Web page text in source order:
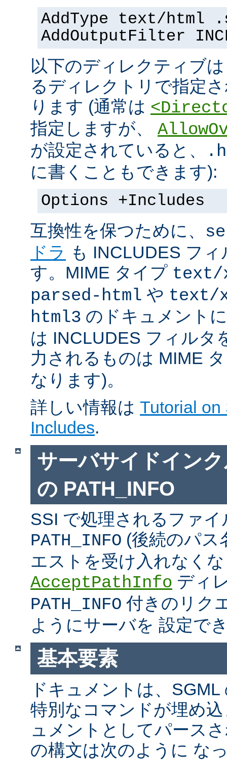
AddType text/html
AddOutputFilter
以下のディレクティブ
るディレクトリで指定
ります (通常は
指定しますが、
が設定されていると、
に書くこともできます):
Options +Includes
互換性を保つために、
ドラ も INCLUDES フ
す。MIME タイプ text/
parsed-html や text/
html3 のドキュメント
は INCLUDES フィルタ
力されるものは MIME
なります)。
詳しい情報は Tutorial on
Includes.
サーバサイドイン
の PATH_INFO
SSI で処理されるファ
PATH_INFO (後続のパス
エストを受け入れなく
AcceptPathInfo ディ
PATH_INFO 付きのリク
ようにサーバを 設定で
基本要素
ドキュメントは、
特別なコマンドが埋め
ュメントとしてパース
の構文は次のように な